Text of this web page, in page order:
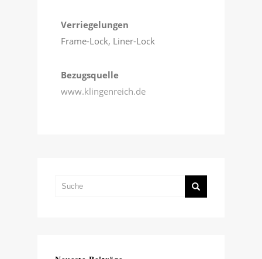
Verriegelungen
Frame-Lock, Liner-Lock
Bezugsquelle
www.klingenreich.de